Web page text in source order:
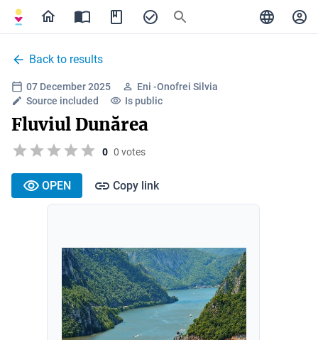
Back to results
07 December 2025
Eni -Onofrei Silvia
Source included
Is public
Fluviul Dunărea
0 0 votes
OPEN Copy link